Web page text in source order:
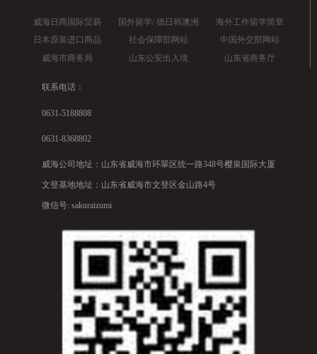
威海日商国际贸易 国外留学/ 德日韩澳洲
海外工作留学简章
日本原装进口商品
社会保障部网站
中国外交部网站
威海市商务局
山东公安出入境 山东省商务厅
联系电话：
0631-5188808
0631-8368802
威海公司地址：山东省威海市环翠区统一路348号樱泉国际大厦
文登基地地址：山东省威海市文登区金山路4号
微信号: sakuraizumi